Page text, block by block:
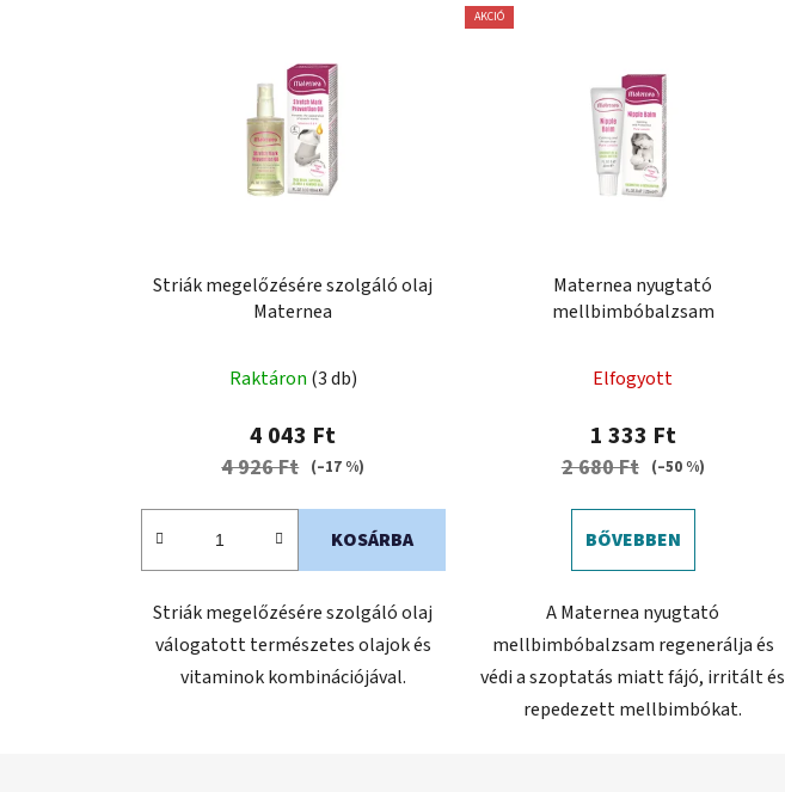
Striák megelőzésére szolgáló olaj
Maternea
Raktáron (3 db)
4 043 Ft
4 926 Ft (–17 %)
KOSÁRBA
Striák megelőzésére szolgáló olaj
válogatott természetes olajok és
vitaminok kombinációjával.
AKCIÓ
Maternea nyugtató
mellbimbóbalzsam
Elfogyott
1 333 Ft
2 680 Ft (–50 %)
BŐVEBBEN
A Maternea nyugtató
mellbimbóbalzsam regenerálja és
védi a szoptatás miatt fájó, irritált és
repedezett mellbimbókat.